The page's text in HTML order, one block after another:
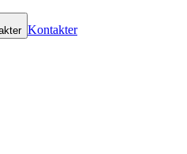
Kontakter